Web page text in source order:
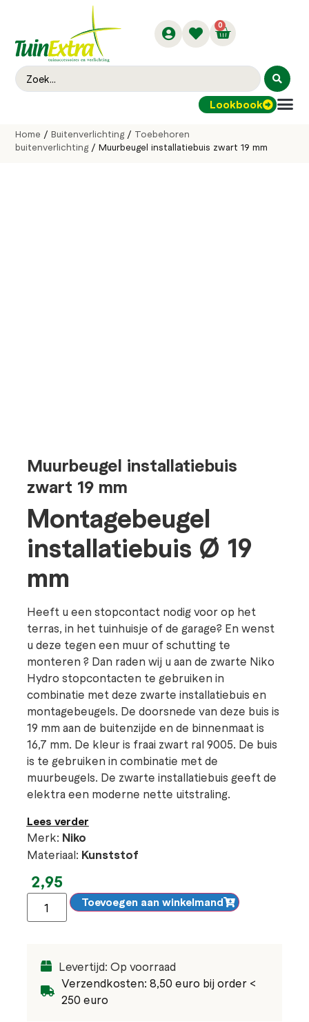
0
Lookbook
Home /Buitenverlichting/ Toebehoren
buitenverlichting/ Muurbeugel installatiebuis zwart 19 mm
Muurbeugel installatiebuis
zwart 19 mm
Montagebeugel
installatiebuis Ø 19
mm
Heeft u een stopcontact nodig voor op het
terras, in het tuinhuisje of de garage? En wenst
u deze tegen een muur of schutting te
monteren ? Dan raden wij u aan de zwarte Niko
Hydro stopcontacten te gebruiken in
combinatie met deze zwarte installatiebuis en
montagebeugels. De doorsnede van deze buis is
19 mm aan de buitenzijde en de binnenmaat is
16,7 mm. De kleur is fraai zwart ral 9005. De buis
is te gebruiken in combinatie met de
muurbeugels. De zwarte installatiebuis geeft de
elektra een moderne nette uitstraling.
Lees verder
Merk: Niko
Materiaal: Kunststof
2,95
Toevoegen aan winkelmand
Levertijd: Op voorraad
Verzendkosten: 8,50 euro bij order <
250 euro